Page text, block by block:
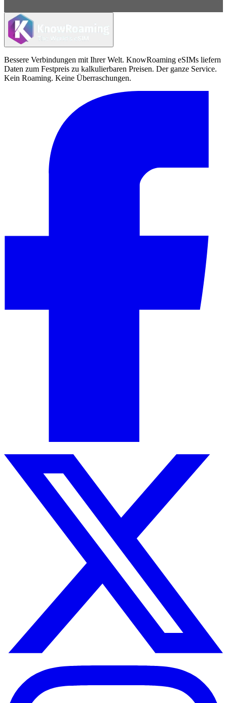
Bessere Verbindungen mit Ihrer Welt. KnowRoaming eSIMs liefern
Daten zum Festpreis zu kalkulierbaren Preisen. Der ganze Service.
Kein Roaming. Keine Überraschungen.